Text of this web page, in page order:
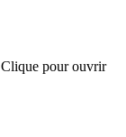
pour ouvrir